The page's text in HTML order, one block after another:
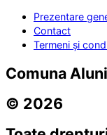
Prezentare
Contact
Termeni și
Comuna
© 2026